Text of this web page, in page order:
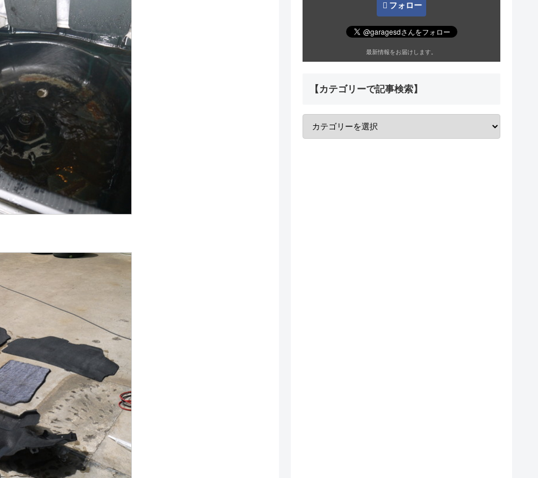
フォロー
最新情報をお届けします。
【カテゴリーで記事検索】